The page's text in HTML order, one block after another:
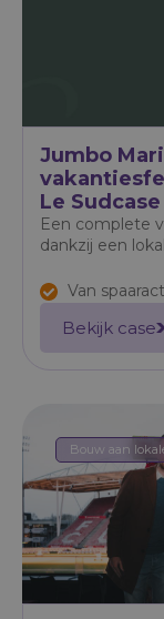
Jumbo
Le Sudcase
Een complete
dankzij een
Van
Bekijk case
Bouw aan